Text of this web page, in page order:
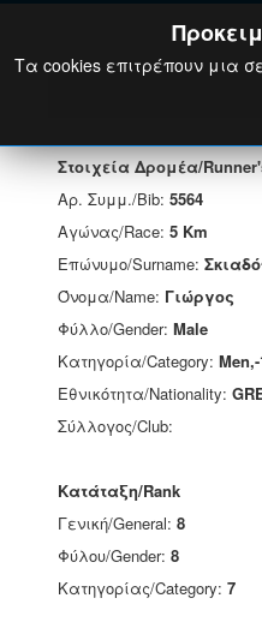
Στοιχεία Δρομέα/
Αρ. Συμμ./Bib: 5564
Αγώνας/Race: 5 Km
Επώνυμο/Surname:
Όνομα/Name: Γιώργος
Φύλλο/Gender: Male
Κατηγορία/Category:
Εθνικότητα/Nationality:
Σύλλογος/Club:
Κατάταξη/Rank
Γενική/General: 8
Φύλου/Gender: 8
Κατηγορίας/Category: 7
Τα cookies επιτρέπουν μια